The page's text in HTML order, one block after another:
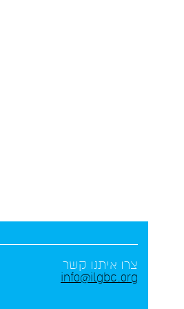
צרו איתנו קשר
info@ilgbc.org